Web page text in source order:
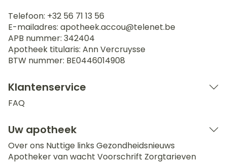
Telefoon: +32 56 71 13 56
E-mailadres: apotheek.accou@telenet.be
APB nummer: 342404
Apotheek titularis: Ann Vercruysse
BTW nummer: BE0446014908
Klantenservice
FAQ
Uw apotheek
Over ons Nuttige links Gezondheidsnieuws
Apotheker van wacht Voorschrift Zorgtarieven